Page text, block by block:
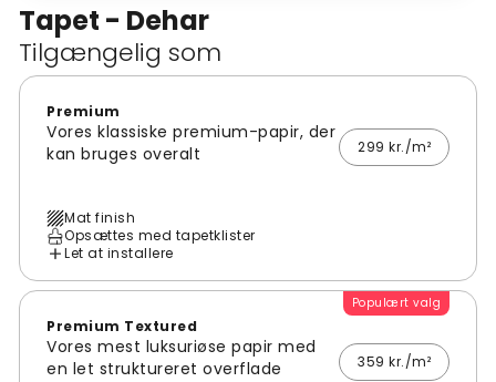
Tapet - Dehar
Tilgængelig som
Premium
Vores klassiske premium-papir, der
kan bruges overalt
299 kr./m²
Mat finish
Opsættes med tapetklister
Let at installere
Populært valg
Premium Textured
Vores mest luksuriøse papir med
en let struktureret overflade
359 kr./m²